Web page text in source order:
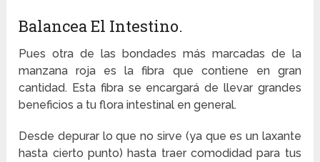
Balancea El Intestino.
Pues otra de las bondades más marcadas de la
manzana roja es la fibra que contiene en gran
cantidad. Esta fibra se encargará de llevar grandes
beneficios a tu flora intestinal en general.
Desde depurar lo que no sirve (ya que es un laxante
hasta cierto punto) hasta traer comodidad para tus